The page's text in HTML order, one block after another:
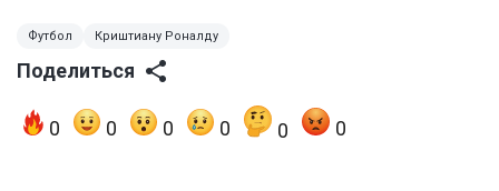
Футбол Криштиану Роналду
Поделиться
0 0 0 0 0 0